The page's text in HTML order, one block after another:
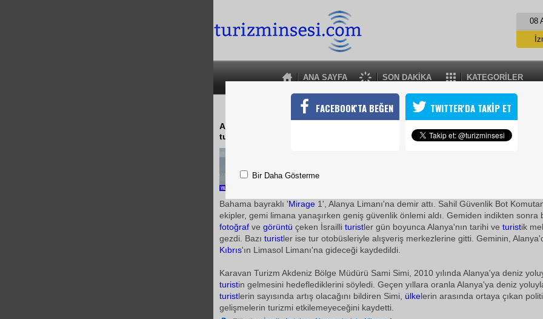
08
ANA SAYFA SON DAKİKA KATEGORİLER
MİRAGE1 İSRAİL GEMİSİ ALANYAYA GELDİ
Antalya'nın Alanya ilçesine bu yıl ilk kez uğrayan Mirage 1 adlı yolcu gemisiyle
turist geldi
Bahama bayraklı 'Mirage 1', Alanya Limanı'na demir attı. Sahil Güvenlik Bot
ekipler, gemi limana yanaşırken geniş güvenlik önlemi aldı. Gemiden indikten sonra
fotoğraf ve görüntü çeken İsrailli turistler gün boyunca Alanya'nın tarihi ve turistik
gezdi. Bazı turistler ise tur otobüsleriyle alışveriş merkezlerine gitti. Geminin,
Kıbrıs'ın Limasol Limanı'na gideceği kaydedildi.
Karavan Turizm Akdeniz Bölge Müdürü Sami Simi, 2010 yılında Alanya'ya deniz
turistin gelmesini hedeflediklerini söyledi. Geçen yıllara oranla Alanya'ya deniz
turistlerin sayısında artış olacağını bildiren Simi, ülkelerin arasında ortaya çıkan
gelişmelerin turizmi etkilemeyeceğini kaydetti.
FACEBOOK'TA BEĞEN TWITTER'DA TAKİP ET
Bir Daha Gösterme